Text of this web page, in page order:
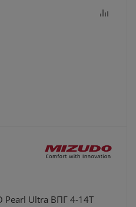
Pearl Ultra ВПГ 4-14Т